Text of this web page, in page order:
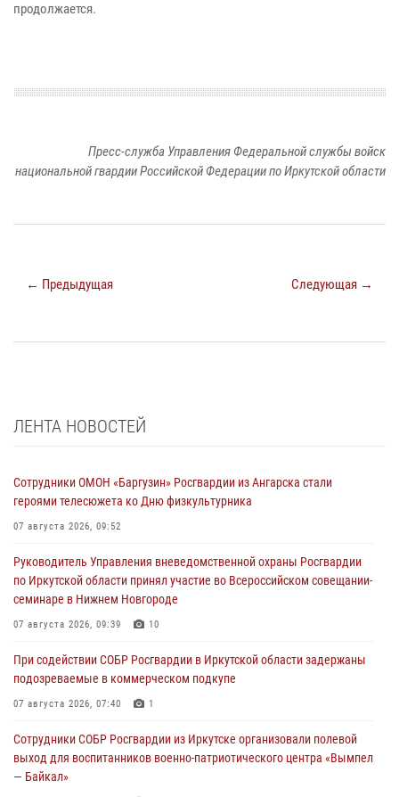
продолжается.
Пресс-служба Управления Федеральной службы войск
национальной гвардии Российской Федерации по Иркутской области
← Предыдущая Следующая →
ЛЕНТА НОВОСТЕЙ
Сотрудники ОМОН «Баргузин» Росгвардии из Ангарска стали
героями телесюжета ко Дню физкультурника
07 августа 2026, 09:52
Руководитель Управления вневедомственной охраны Росгвардии
по Иркутской области принял участие во Всероссийском совещании-
семинаре в Нижнем Новгороде
07 августа 2026, 09:39 10
При содействии СОБР Росгвардии в Иркутской области задержаны
подозреваемые в коммерческом подкупе
07 августа 2026, 07:40 1
Сотрудники СОБР Росгвардии из Иркутске организовали полевой
выход для воспитанников военно-патриотического центра «Вымпел
— Байкал»